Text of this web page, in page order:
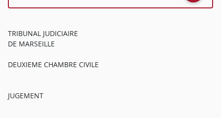
TRIBUNAL JUDICIAIRE
DE MARSEILLE
DEUXIEME CHAMBRE CIVILE
JUGEMENT